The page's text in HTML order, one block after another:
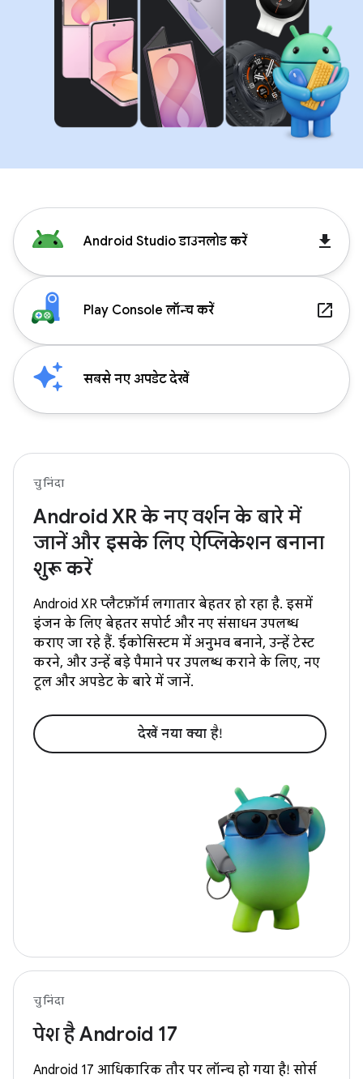
Android Studio डाउनलोड करें get_app
Play Console लॉन्च करें launch
सबसे नए अपडेट देखें
चुनिंदा
Android XR के नए वर्शन के बारे में
जानें और इसके लिए ऐप्लिकेशन बनाना
शुरू करें
Android XR प्लैटफ़ॉर्म लगातार बेहतर हो रहा है. इसमें
इंजन के लिए बेहतर सपोर्ट और नए संसाधन उपलब्ध
कराए जा रहे हैं. ईकोसिस्टम में अनुभव बनाने, उन्हें टेस्ट
करने, और उन्हें बड़े पैमाने पर उपलब्ध कराने के लिए, नए
टूल और अपडेट के बारे में जानें.
देखें नया क्‍या है!
चुनिंदा
पेश है Android 17
Android 17 आधिकारिक तौर पर लॉन्च हो गया है! सोर्स